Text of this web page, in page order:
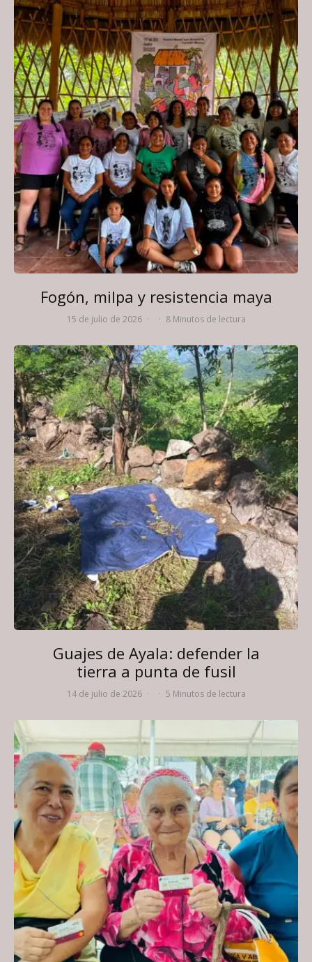
Fogón, milpa y resistencia maya
15 de julio de 2026 · · 8 Minutos de lectura
Guajes de Ayala: defender la
tierra a punta de fusil
14 de julio de 2026 · · 5 Minutos de lectura